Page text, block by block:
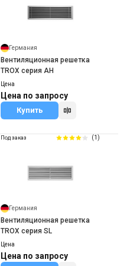
Германия
Вентиляционная решетка
TROX серия AH
Цена
Цена по запросу
Купить
Под заказ (1)
Германия
Вентиляционная решетка
TROX серия SL
Цена
Цена по запросу